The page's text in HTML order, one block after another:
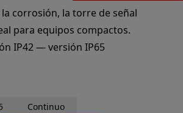
corrosión, la torre de señal
para equipos compactos.
IP42 — versión IP65
Continuo